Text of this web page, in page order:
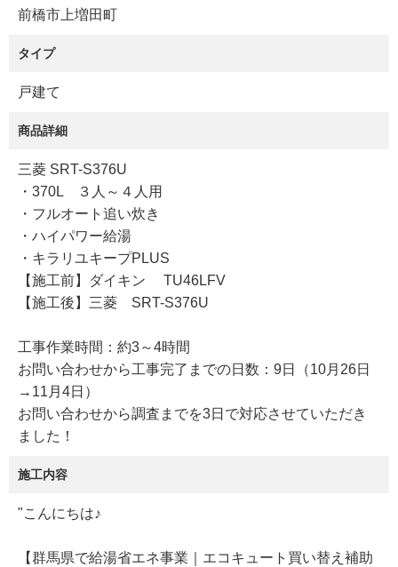
前橋市上増田町
タイプ
戸建て
商品詳細
三菱 SRT-S376U
・370L ３人～４人用
・フルオート追い炊き
・ハイパワー給湯
・キラリユキープPLUS
【施工前】ダイキン TU46LFV
【施工後】三菱 SRT-S376U
工事作業時間：約3～4時間
お問い合わせから工事完了までの日数：9日（10月26日
→11月4日）
お問い合わせから調査までを3日で対応させていただき
ました！
施工内容
"こんにちは♪
【群馬県で給湯省エネ事業｜エコキュート買い替え補助